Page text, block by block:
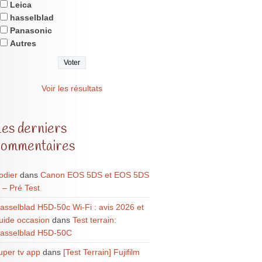
Leica
hasselblad
Panasonic
Autres
Voir les résultats
derniers
dans Canon EOS 5DS et EOS 5DS
– Pré Test
H5D-50c Wi-Fi : avis 2026 et
occasion dans Test terrain:
H5D-50C
tv appdans [Test Terrain] Fujifilm